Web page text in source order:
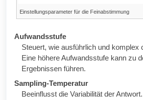
Einstellungsparameter für die Feinabstimmung
Aufwandsstufe
Steuert, wie ausführlich und komplex
Eine höhere Aufwandsstufe kann zu
Ergebnissen führen.
Sampling-Temperatur
Beeinflusst die Variabilität der